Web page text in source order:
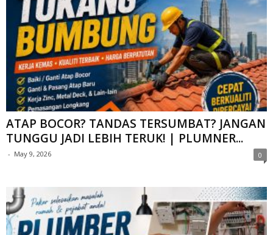
ATAP BOCOR? TANDAS TERSUMBAT? JANGAN
TUNGGU JADI LEBIH TERUK! | PLUMNER...
- May 9, 2026 0